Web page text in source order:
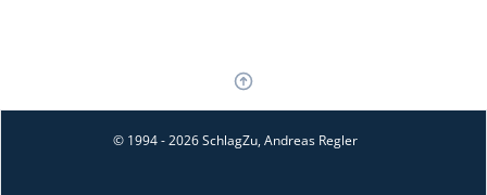
© 1994 - 2026 SchlagZu, Andreas Regler